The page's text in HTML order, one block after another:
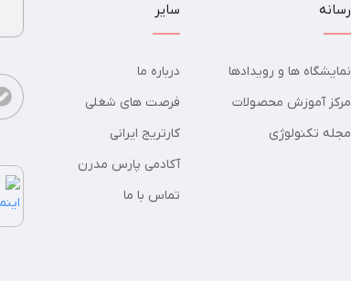
رسانه
نمایشگاه ها و رویدادها
مرکز آموزش محصولات
مجله تکنولوژی
سایر
درباره ما
فرصت های شغلی
کارتریج ایرانی
آکادمی پارس مدرن
تماس با ما